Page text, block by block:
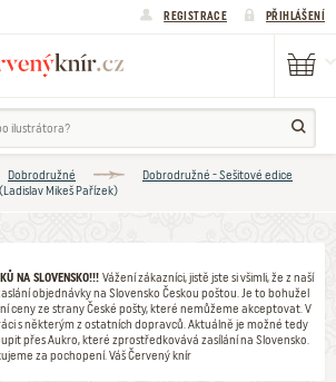
REGISTRACE PŘIHLÁŠENÍ
Dobrodružné
Dobrodružné - Sešitové edice
Mikeš Pařízek)
NA SLOVENSKO!!! Vážení zákazníci, jistě jste si všimli, že z naší
objednávky na Slovensko Českou poštou. Je to bohužel
ceny ze strany České pošty, které nemůžeme akceptovat. V
s některým z ostatních dopravců. Aktuálně je možné tedy
přes Aukro, které zprostředkovává zasílání na Slovensko.
za pochopení. Váš Červený knír